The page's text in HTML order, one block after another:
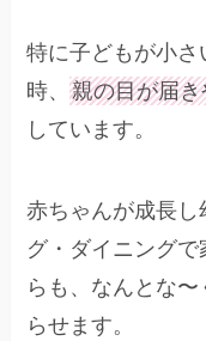
特に子どもが小
時、親の目が届
しています。
赤ちゃんが成長
グ・ダイニング
らも、なんとな
らせます。